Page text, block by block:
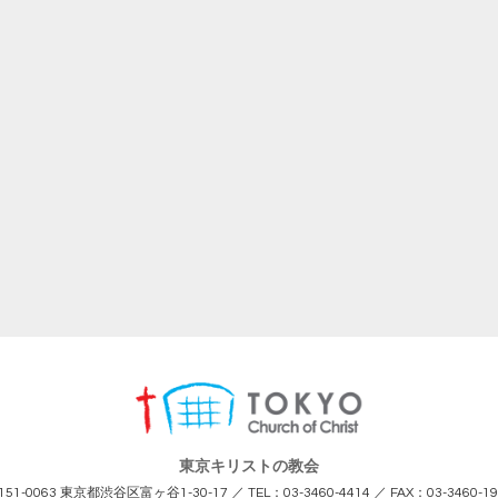
東京キリストの教会
0063 東京都渋谷区富ヶ谷1-30-17 ／ TEL：03-3460-4414 ／ FAX：03-3460-